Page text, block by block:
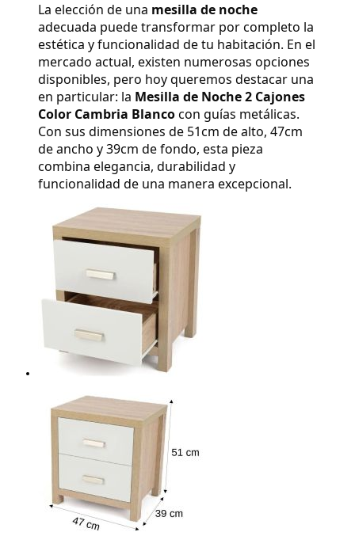
La elección de una mesilla de noche
adecuada puede transformar por completo la
estética y funcionalidad de tu habitación. En el
mercado actual, existen numerosas opciones
disponibles, pero hoy queremos destacar una
en particular: la Mesilla de Noche 2 Cajones
Color Cambria Blanco con guías metálicas.
Con sus dimensiones de 51cm de alto, 47cm
de ancho y 39cm de fondo, esta pieza
combina elegancia, durabilidad y
funcionalidad de una manera excepcional.